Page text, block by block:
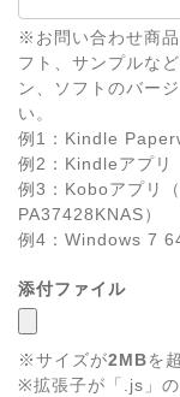
※お問い合わせ商
フト、サンプルな
ン、ソフトのバー
い。
例1：Kindle
例2：Kindleアプリ
例3：Koboアプリ
PA37428KNAS）
例4：Windows 7
添付ファイル
※サイズが2MBを
※拡張子が「.js」